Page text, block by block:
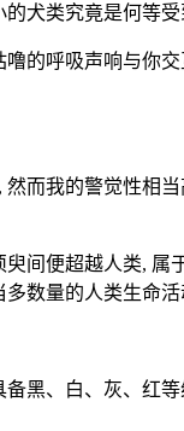
犬类究竟是何等
的呼吸声响与你
而我的警觉性相
间便超越人类,
数量的人类生命活
黑、白、灰、红